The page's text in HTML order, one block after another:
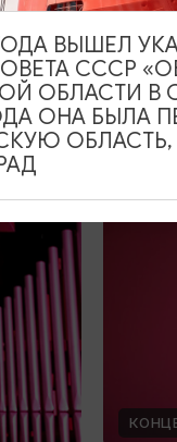
ВЫШЕЛ
СССР
ОБЛАСТИ В
ОНА БЫЛА
ОБЛАСТЬ,